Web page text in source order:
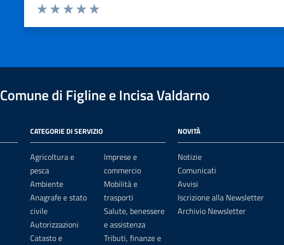
Comune di Figline e Incisa Valdarno
CATEGORIE DI SERVIZIO
Agricoltura e
pesca
Ambiente
Anagrafe e stato
civile
Autorizzazioni
Catasto e
Imprese e
commercio
Mobilità e
trasporti
Salute, benessere
e assistenza
Tributi, finanze e
NOVITÀ
Notizie
Comunicati
Avvisi
Iscrizione alla Newsletter
Archivio Newsletter